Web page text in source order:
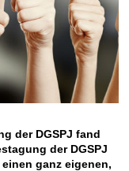
der DGSPJ fand
der DGSPJ
ganz eigenen,